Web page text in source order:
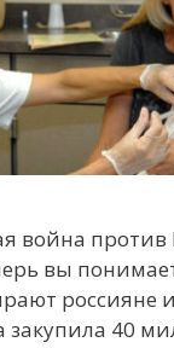
война против
вы
россияне
закупила 40